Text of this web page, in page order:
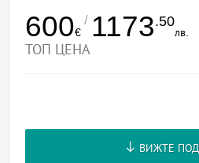
600€
/ 1173.50
лв.
ТОП ЦЕНА
ВИЖТЕ